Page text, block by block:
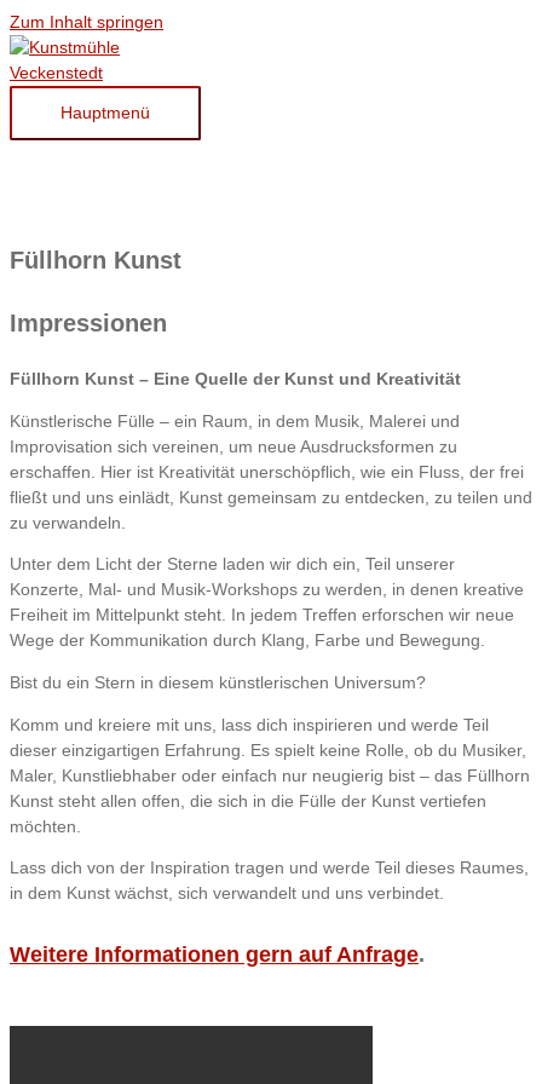
Zum Inhalt springen
Hauptmenü
Füllhorn Kunst
Impressionen
Füllhorn Kunst – Eine Quelle der Kunst und Kreativität
Künstlerische Fülle – ein Raum, in dem Musik, Malerei und
Improvisation sich vereinen, um neue Ausdrucksformen zu
erschaffen. Hier ist Kreativität unerschöpflich, wie ein Fluss, der frei
fließt und uns einlädt, Kunst gemeinsam zu entdecken, zu teilen und
zu verwandeln.
Unter dem Licht der Sterne laden wir dich ein, Teil unserer
Konzerte, Mal- und Musik-Workshops zu werden, in denen kreative
Freiheit im Mittelpunkt steht. In jedem Treffen erforschen wir neue
Wege der Kommunikation durch Klang, Farbe und Bewegung.
Bist du ein Stern in diesem künstlerischen Universum?
Komm und kreiere mit uns, lass dich inspirieren und werde Teil
dieser einzigartigen Erfahrung. Es spielt keine Rolle, ob du Musiker,
Maler, Kunstliebhaber oder einfach nur neugierig bist – das Füllhorn
Kunst steht allen offen, die sich in die Fülle der Kunst vertiefen
möchten.
Lass dich von der Inspiration tragen und werde Teil dieses Raumes,
in dem Kunst wächst, sich verwandelt und uns verbindet.
Weitere Informationen gern auf Anfrage.